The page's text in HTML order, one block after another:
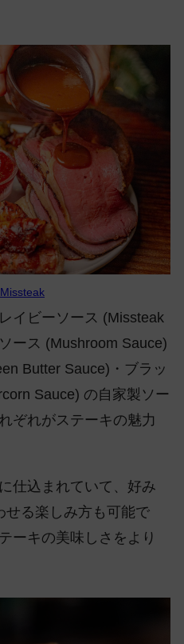
Missteak
イビーソース (Missteak
ース (Mushroom Sauce)
Butter Sauce)・ブラッ
Sauce) の自家製ソー
ぞれがステーキの魅力
仕込まれていて、好み
せる楽しみ方も可能で
ーキの美味しさをより